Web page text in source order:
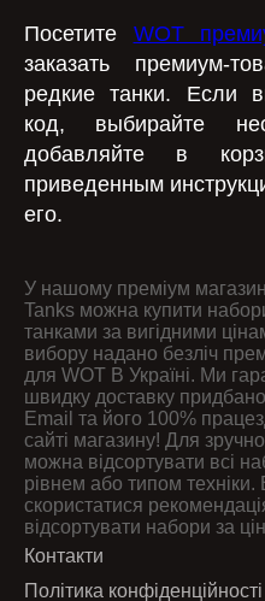
Посетите WOT
заказать премиум-
редкие танки. Если
код, выбирайте
добавляйте в
приведенным
его.
У нашому преміум
Tanks можна купити
танками за вигідними
вибору надано безліч
для WOT В Україні. Ми
швидку доставку
Email та його 100%
сайті магазину! Для
можна відсортувати всі
рівнем або типом
скористатися
відсортувати набори за
Контакти
Політика конфіденційності